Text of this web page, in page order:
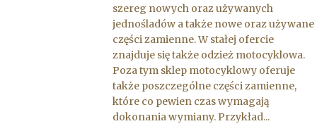
szereg nowych oraz używanych
jednośladów a także nowe oraz używane
części zamienne. W stałej ofercie
znajduje się także odzież motocyklowa.
Poza tym sklep motocyklowy oferuje
także poszczególne części zamienne,
które co pewien czas wymagają
dokonania wymiany. Przykład...